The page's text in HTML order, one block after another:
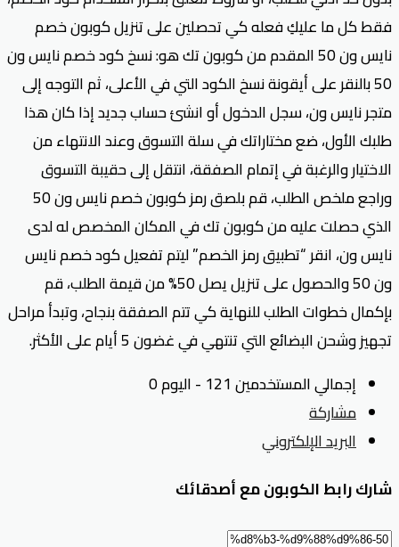
فقط كل ما عليكِ فعله كي تحصلين على تنزيل كوبون خصم
نايس ون 50 المقدم من كوبون تك هو: نسخ كود خصم نايس ون
50 بالنقر على أيقونة نسخ الكود التي في الأعلى، ثم التوجه إلى
متجر نايس ون، سجل الدخول أو انشئ حساب جديد إذا كان هذا
طلبك الأول، ضع مختاراتك في سلة التسوق وعند الانتهاء من
الاختيار والرغبة في إتمام الصفقة، انتقل إلى حقيبة التسوق
وراجع ملخص الطلب، قم بلصق رمز كوبون خصم نايس ون 50
الذي حصلت عليه من كوبون تك في المكان المخصص له لدى
نايس ون، انقر “تطبيق رمز الخصم” ليتم تفعيل كود خصم نايس
ون 50 والحصول على تنزيل يصل 50% من قيمة الطلب، قم
بإكمال خطوات الطلب للنهاية كي تتم الصفقة بنجاح، وتبدأ مراحل
تجهيز وشحن البضائع التي تنتهي في غضون 5 أيام على الأكثر.
إجمالي المستخدمين 121 - اليوم 0
مشاركة
البريد الإلكتروني
شارك رابط الكوبون مع أصدقائك